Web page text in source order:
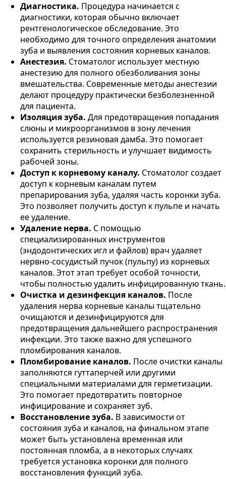
Диагностика. Процедура начинается с
диагностики, которая обычно включает
рентгенологическое обследование. Это
необходимо для точного определения анатомии
зуба и выявления состояния корневых каналов​.
Анестезия. Стоматолог использует местную
анестезию для полного обезболивания зоны
вмешательства. Современные методы анестезии
делают процедуру практически безболезненной
для пациента​.
Изоляция зуба. Для предотвращения попадания
слюны и микроорганизмов в зону лечения
используется резиновая дамба. Это помогает
сохранить стерильность и улучшает видимость
рабочей зоны​.
Доступ к корневому каналу. Стоматолог создает
доступ к корневым каналам путем
препарирования зуба, удаляя часть коронки зуба.
Это позволяет получить доступ к пульпе и начать
ее удаление​.
Удаление нерва. С помощью
специализированных инструментов
(эндодонтических игл и файлов) врач удаляет
нервно-сосудистый пучок (пульпу) из корневых
каналов. Этот этап требует особой точности,
чтобы полностью удалить инфицированную ткань​.
Очистка и дезинфекция каналов. После
удаления нерва корневые каналы тщательно
очищаются и дезинфицируются для
предотвращения дальнейшего распространения
инфекции. Это также важно для успешного
пломбирования каналов​.
Пломбирование каналов. После очистки каналы
заполняются гуттаперчей или другими
специальными материалами для герметизации.
Это помогает предотвратить повторное
инфицирование и сохраняет зуб​.
Восстановление зуба. В зависимости от
состояния зуба и каналов, на финальном этапе
может быть установлена временная или
постоянная пломба, а в некоторых случаях
требуется установка коронки для полного
восстановления функций зуба​.